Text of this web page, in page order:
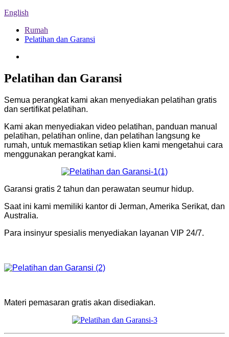
English
Rumah
Pelatihan dan Garansi
Pelatihan dan Garansi
Semua perangkat kami akan menyediakan pelatihan gratis
dan sertifikat pelatihan.
Kami akan menyediakan video pelatihan, panduan manual
pelatihan, pelatihan online, dan pelatihan langsung ke
rumah, untuk memastikan setiap klien kami mengetahui cara
menggunakan perangkat kami.
Garansi gratis 2 tahun dan perawatan seumur hidup.
Saat ini kami memiliki kantor di Jerman, Amerika Serikat, dan
Australia.
Para insinyur spesialis menyediakan layanan VIP 24/7.
Materi pemasaran gratis akan disediakan.